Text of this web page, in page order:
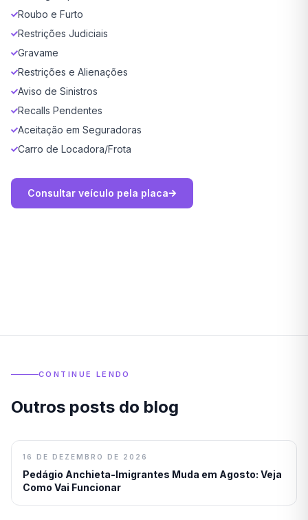
Roubo e Furto
Restrições Judiciais
Gravame
Restrições e Alienações
Aviso de Sinistros
Recalls Pendentes
Aceitação em Seguradoras
Carro de Locadora/Frota
Consultar veículo pela placa
CONTINUE LENDO
Outros posts do blog
16 DE DEZEMBRO DE 2026
Pedágio Anchieta-Imigrantes Muda em Agosto: Veja
Como Vai Funcionar